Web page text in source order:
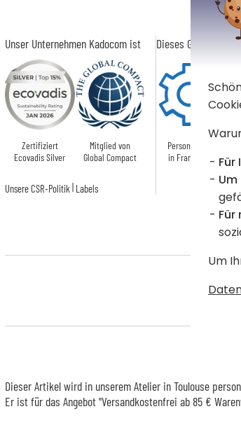
Unser Unternehmen Kadocom ist
Zertifiziert
Ecovadis Silver
Mitglied von
Global Compact
Unsere CSR-Politik | Labels
Dieses Geschenk ist
Personalisiert
in Frankreich
Dieser Artikel wird in unserem Atelier in Toulouse
Er ist für das Angebot "Versandkostenfrei ab 85 €
Für
Für
Um